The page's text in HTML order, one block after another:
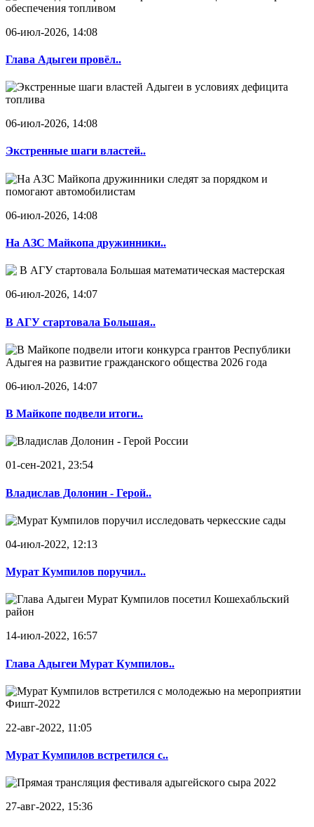
06-июл-2026, 14:08
Глава Адыгеи провёл..
06-июл-2026, 14:08
Экстренные шаги властей..
06-июл-2026, 14:08
На АЗС Майкопа дружинники..
06-июл-2026, 14:07
В АГУ стартовала Большая..
06-июл-2026, 14:07
В Майкопе подвели итоги..
01-сен-2021, 23:54
Владислав Долонин - Герой..
04-июл-2022, 12:13
Мурат Кумпилов поручил..
14-июл-2022, 16:57
Глава Адыгеи Мурат Кумпилов..
22-авг-2022, 11:05
Мурат Кумпилов встретился с..
27-авг-2022, 15:36